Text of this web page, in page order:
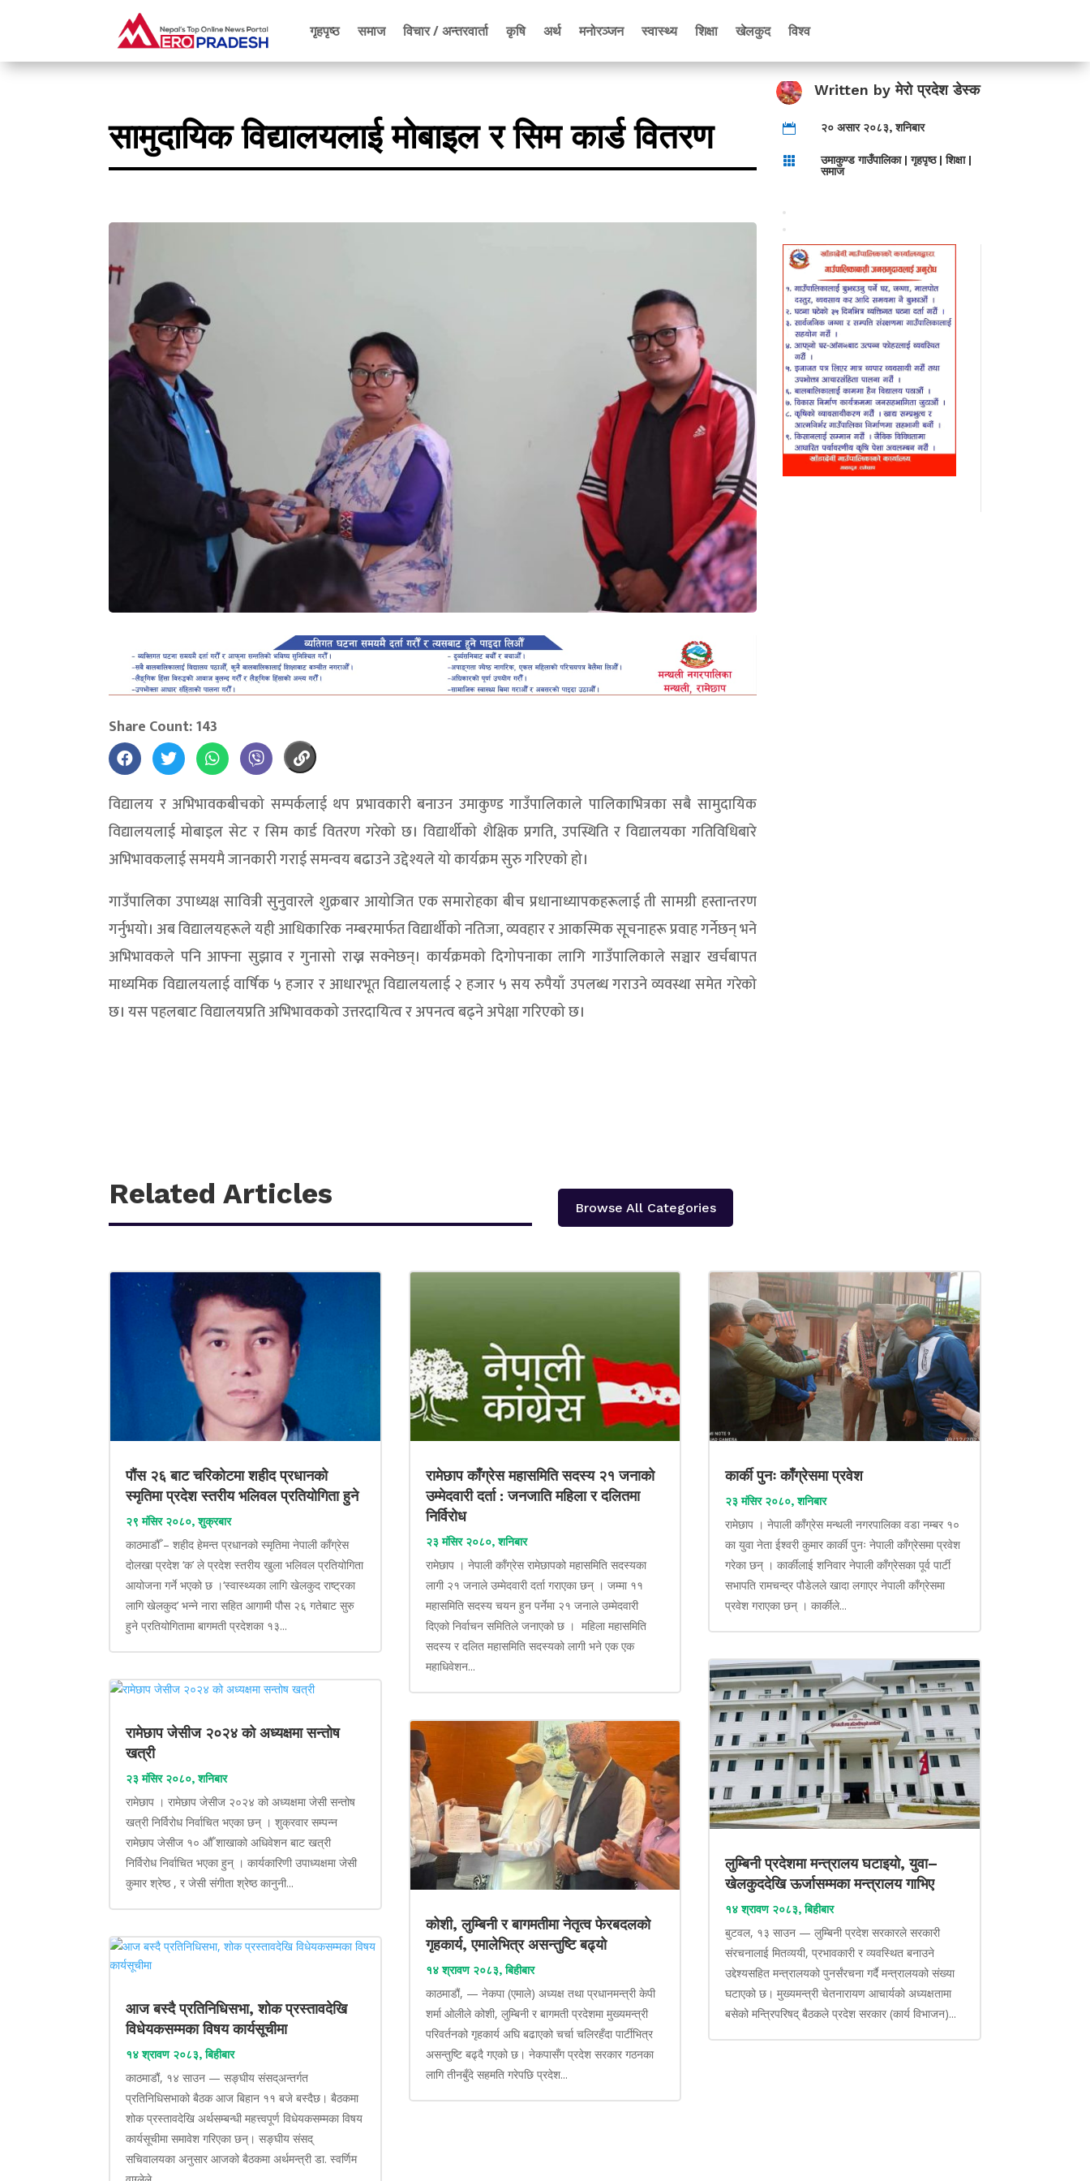
गृहपृष्ठ समाज विचार / अन्तरवार्ता कृषि अर्थ मनोरञ्जन स्वास्थ्य शिक्षा खेलकुद विश्व
सामुदायिक विद्यालयलाई मोबाइल र सिम कार्ड वितरण
Written byमेरो प्रदेश डेस्क
 २० असार २०८३, शनिबार
 उमाकुण्ड गाउँपालिका|गृहपृष्ठ|शिक्षा|
समाज
Share Count: 143
विद्यालय र अभिभावकबीचको सम्पर्कलाई थप प्रभावकारी बनाउन उमाकुण्ड गाउँपालिकाले पालिकाभित्रका सबै सामुदायिक
विद्यालयलाई मोबाइल सेट र सिम कार्ड वितरण गरेको छ। विद्यार्थीको शैक्षिक प्रगति, उपस्थिति र विद्यालयका गतिविधिबारे
अभिभावकलाई समयमै जानकारी गराई समन्वय बढाउने उद्देश्यले यो कार्यक्रम सुरु गरिएको हो।
गाउँपालिका उपाध्यक्ष सावित्री सुनुवारले शुक्रबार आयोजित एक समारोहका बीच प्रधानाध्यापकहरूलाई ती सामग्री हस्तान्तरण
गर्नुभयो। अब विद्यालयहरूले यही आधिकारिक नम्बरमार्फत विद्यार्थीको नतिजा, व्यवहार र आकस्मिक सूचनाहरू प्रवाह गर्नेछन् भने
अभिभावकले पनि आफ्ना सुझाव र गुनासो राख्न सक्नेछन्। कार्यक्रमको दिगोपनाका लागि गाउँपालिकाले सञ्चार खर्चबापत
माध्यमिक विद्यालयलाई वार्षिक ५ हजार र आधारभूत विद्यालयलाई २ हजार ५ सय रुपैयाँ उपलब्ध गराउने व्यवस्था समेत गरेको
छ। यस पहलबाट विद्यालयप्रति अभिभावकको उत्तरदायित्व र अपनत्व बढ्ने अपेक्षा गरिएको छ।
Related Articles Browse All Categories
पौंस २६ बाट चरिकोटमा शहीद प्रधानको
स्मृतिमा प्रदेश स्तरीय भलिवल प्रतियोगिता हुने
२९ मंसिर २०८०, शुक्रबार
काठमाडौँ – शहीद हेमन्त प्रधानको स्मृतिमा नेपाली काँग्रेस
दोलखा प्रदेश ‘क’ ले प्रदेश स्तरीय खुला भलिवल प्रतियोगिता
आयोजना गर्ने भएको छ ।‘स्वास्थ्यका लागि खेलकुद राष्ट्रका
लागि खेलकुद’ भन्ने नारा सहित आगामी पौस २६ गतेबाट सुरु
हुने प्रतियोगितामा बागमती प्रदेशका १३...
रामेछाप जेसीज २०२४ को अध्यक्षमा सन्तोष
खत्री
२३ मंसिर २०८०, शनिबार
रामेछाप । रामेछाप जेसीज २०२४ को अध्यक्षमा जेसी सन्तोष
खत्री निर्विरोध निर्वाचित भएका छन् । शुक्रवार सम्पन्न
रामेछाप जेसीज १० औँ शाखाको अधिवेशन बाट खत्री
निर्विरोध निर्वाचित भएका हुन् । कार्यकारिणी उपाध्यक्षमा जेसी
कुमार श्रेष्ठ , र जेसी संगीता श्रेष्ठ कानुनी...
आज बस्दै प्रतिनिधिसभा, शोक प्रस्तावदेखि
विधेयकसम्मका विषय कार्यसूचीमा
१४ श्रावण २०८३, बिहीबार
काठमाडौं, १४ साउन — सङ्घीय संसद्अन्तर्गत
प्रतिनिधिसभाको बैठक आज बिहान ११ बजे बस्दैछ। बैठकमा
शोक प्रस्तावदेखि अर्थसम्बन्धी महत्त्वपूर्ण विधेयकसम्मका विषय
कार्यसूचीमा समावेश गरिएका छन्। सङ्घीय संसद्
सचिवालयका अनुसार आजको बैठकमा अर्थमन्त्री डा. स्वर्णिम
रामेछाप काँग्रेस महासमिति सदस्य २१ जनाको
उम्मेदवारी दर्ता : जनजाति महिला र दलितमा
निर्विरोध
२३ मंसिर २०८०, शनिबार
रामेछाप । नेपाली काँग्रेस रामेछापको महासमिति सदस्यका
लागी २१ जनाले उम्मेदवारी दर्ता गराएका छन् । जम्मा ११
महासमिति सदस्य चयन हुन पर्नेमा २१ जनाले उम्मेदवारी
दिएको निर्वाचन समितिले जनाएको छ । महिला महासमिति
सदस्य र दलित महासमिति सदस्यको लागी भने एक एक
महाधिवेशन...
कोशी, लुम्बिनी र बागमतीमा नेतृत्व फेरबदलको
गृहकार्य, एमालेभित्र असन्तुष्टि बढ्यो
१४ श्रावण २०८३, बिहीबार
काठमाडौं, — नेकपा (एमाले) अध्यक्ष तथा प्रधानमन्त्री केपी
शर्मा ओलीले कोशी, लुम्बिनी र बागमती प्रदेशमा मुख्यमन्त्री
परिवर्तनको गृहकार्य अघि बढाएको चर्चा चलिरहँदा पार्टीभित्र
असन्तुष्टि बढ्दै गएको छ। नेकपासँग प्रदेश सरकार गठनका
लागि तीनबुँदे सहमति गरेपछि प्रदेश...
कार्की पुनः काँग्रेसमा प्रवेश
२३ मंसिर २०८०, शनिबार
रामेछाप । नेपाली काँग्रेस मन्थली नगरपालिका वडा नम्बर १०
का युवा नेता ईश्वरी कुमार कार्की पुनः नेपाली काँग्रेसमा प्रवेश
गरेका छन् । कार्कीलाई शनिवार नेपाली काँग्रेसका पूर्व पार्टी
सभापति रामचन्द्र पौडेलले खादा लगाएर नेपाली काँग्रेसमा
प्रवेश गराएका छन् । कार्कीले...
लुम्बिनी प्रदेशमा मन्त्रालय घटाइयो, युवा–
खेलकुददेखि ऊर्जासम्मका मन्त्रालय गाभिए
१४ श्रावण २०८३, बिहीबार
बुटवल, १३ साउन — लुम्बिनी प्रदेश सरकारले सरकारी
संरचनालाई मितव्ययी, प्रभावकारी र व्यवस्थित बनाउने
उद्देश्यसहित मन्त्रालयको पुनर्संरचना गर्दै मन्त्रालयको संख्या
घटाएको छ। मुख्यमन्त्री चेतनारायण आचार्यको अध्यक्षतामा
बसेको मन्त्रिपरिषद् बैठकले प्रदेश सरकार (कार्य विभाजन)...